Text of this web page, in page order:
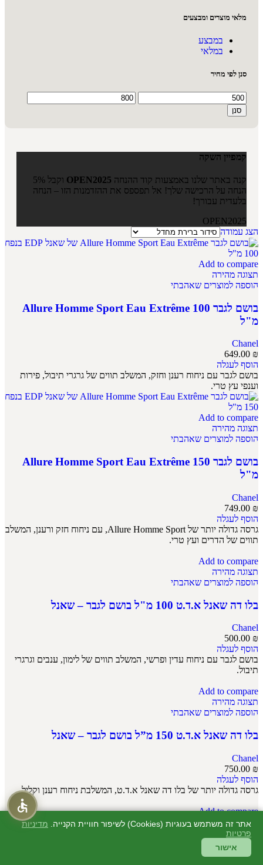
מלאי מוצרים ומבצעים
במבצע
במלאי
סנן לפי מחיר
סנן
קמפיין השקה
קנה באתר שלנו באמצעות קוד ההנחה OPEN2025
וקבל 5%
הנחה על הרכישה שלך! אל תפספס את ההזדמנות הזו – הנחה
בלעדית עבורך!
OPEN2025
הצג עמודה
Add to compare
תצוגה מהירה
הוספה למוצרים שאהבתי
בושם לגבר Allure Homme Sport Eau Extrême 100
מ"ל
Chanel
649.00 ₪
הוסף לעגלה
בושם לגבר עם ניחוח רענן וחזק, המשלב תווים של גרגרי תיבול, פירות
וענפי עץ טרי.
Add to compare
תצוגה מהירה
הוספה למוצרים שאהבתי
בושם לגבר Allure Homme Sport Eau Extrême 150
מ"ל
Chanel
749.00 ₪
הוסף לעגלה
גרסה גדולה יותר של Allure Homme Sport, עם ניחוח חזק ורענן, המשלב
תווים של הדרים ועץ טרי.
Add to compare
תצוגה מהירה
הוספה למוצרים שאהבתי
בלו דה שאנל א.ד.ט 100 מ"ל בושם לגבר – שאנל
Chanel
500.00 ₪
הוסף לעגלה
בושם לגבר עם ניחוח עדין ופרשי, המשלב תווים של לימון, ענבים וגרגרי
תיבול.
Add to compare
תצוגה מהירה
הוספה למוצרים שאהבתי
בלו דה שאנל א.ד.ט 150 מ”ל בושם לגבר – שאנל
Chanel
750.00 ₪
הוסף לעגלה
גרסה גדולה יותר של בלו דה שאנל א.ד.ט, המשלבת ניחוח רענן וקליל.
Add to compare
תצוגה מהירה
הוספה למוצרים שאהבתי
בלו דה שאנל א.ד.פ 100 מ"ל בושם לגבר – שאנל
אתר זה משתמש בעוגיות (Cookies) לשיפור חוויית הקנייה.
מדיניות
פרטיות
אישור